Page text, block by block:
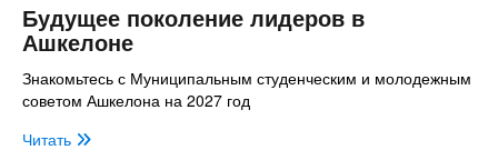
Будущее поколение лидеров в
Ашкелоне
Знакомьтесь с Муниципальным студенческим и молодежным
советом Ашкелона на 2027 год
Читать